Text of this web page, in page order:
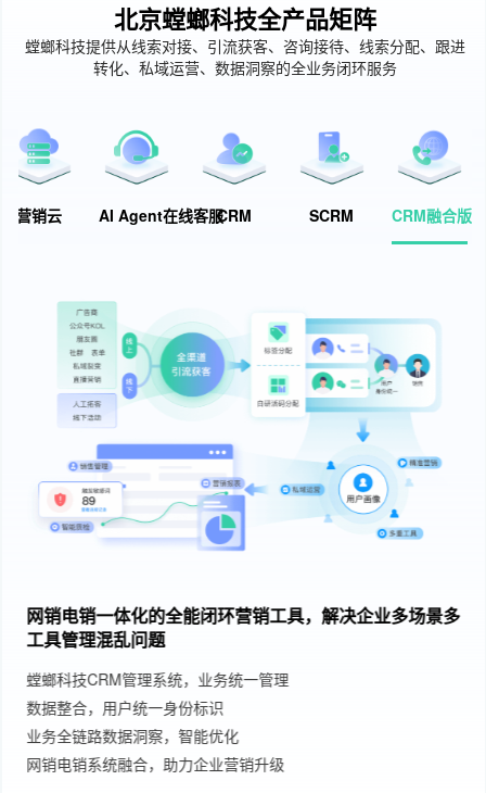
北京螳螂科技全产品矩阵
螳螂科技提供从线索对接、引流获客、咨询接待、线索分配、跟进
转化、私域运营、数据洞察的全业务闭环服务
营销云 AI Agent在线客服CRM SCRM CRM融合版
网销电销一体化的全能闭环营销工具，解决企业多场景多
工具管理混乱问题
螳螂科技CRM管理系统，业务统一管理
数据整合，用户统一身份标识
业务全链路数据洞察，智能优化
网销电销系统融合，助力企业营销升级